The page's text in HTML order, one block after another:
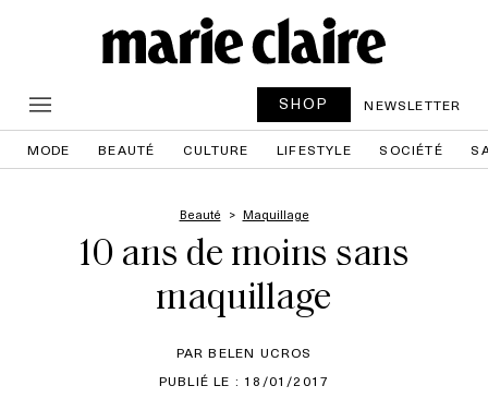
SHOP NEWSLETTER
MODE BEAUTÉ CULTURE LIFESTYLE SOCIÉTÉ
Beauté Maquillage
10 ans de moins sans
maquillage
PAR BELEN UCROS
PUBLIÉ LE : 18/01/2017